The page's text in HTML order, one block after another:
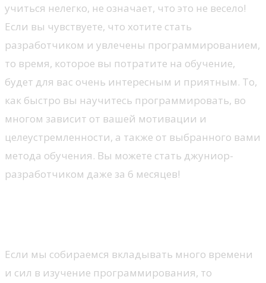
учиться нелегко, не означает, что это не весело!
Если вы чувствуете, что хотите стать
разработчиком и увлечены программированием,
то время, которое вы потратите на обучение,
будет для вас очень интересным и приятным. То,
как быстро вы научитесь программировать, во
многом зависит от вашей мотивации и
целеустремленности, а также от выбранного вами
метода обучения. Вы можете стать джуниор-
разработчиком даже за 6 месяцев!
Если мы собираемся вкладывать много времени
и сил в изучение программирования, то